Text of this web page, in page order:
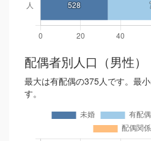
配偶者別人口（男性）
最大は有配偶の375人です。最
す。